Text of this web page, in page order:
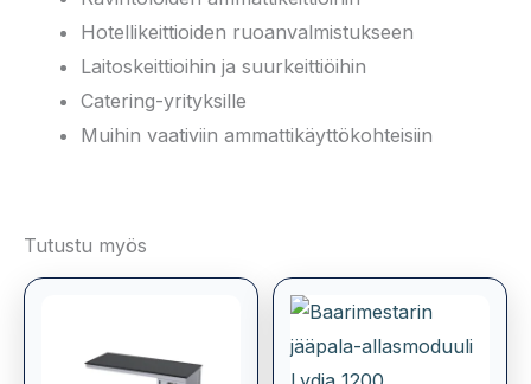
Hotellikeittioiden ruoanvalmistukseen
Laitoskeittioihin ja suurkeittiöihin
Catering-yrityksille
Muihin vaativiin ammattikäyttökohteisiin
Tutustu myös